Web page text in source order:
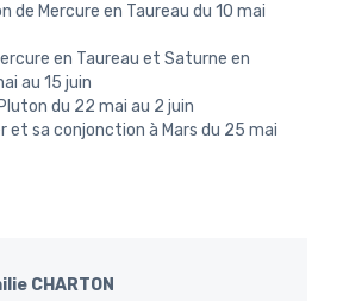
de Mercure en Taureau du 10 mai
en Taureau et Saturne en
au 15 juin
du 22 mai au 2 juin
et sa conjonction à Mars du 25 mai
CHARTON